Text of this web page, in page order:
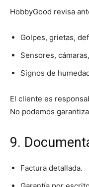
HobbyGood revisa
Golpes, grietas,
Sensores,
Signos de
El cliente es
No podemos
9.
Factura detallada.